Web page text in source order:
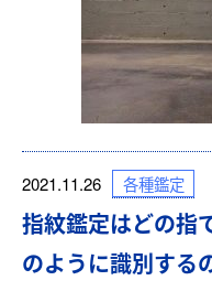
2021.11.26 各種鑑定
指紋鑑定はどの指
のように識別する